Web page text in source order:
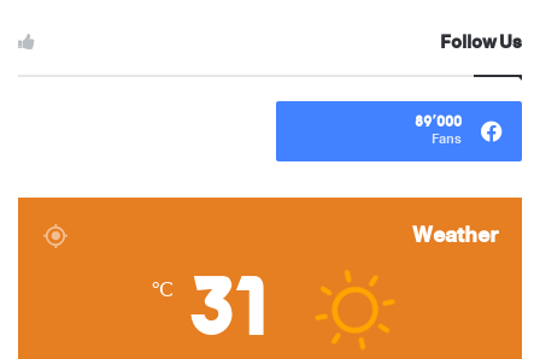
Follow Us
89٬000
Fans
Weather
31
℃